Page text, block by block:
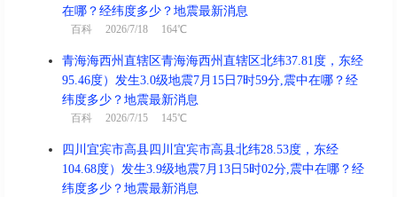
在哪？经纬度多少？地震最新消息
百科 2026/7/18 164℃
青海海西州直辖区青海海西州直辖区北纬37.81度，东经
95.46度）发生3.0级地震7月15日7时59分,震中在哪？经
纬度多少？地震最新消息
百科 2026/7/15 145℃
四川宜宾市高县四川宜宾市高县北纬28.53度，东经
104.68度）发生3.9级地震7月13日5时02分,震中在哪？经
纬度多少？地震最新消息